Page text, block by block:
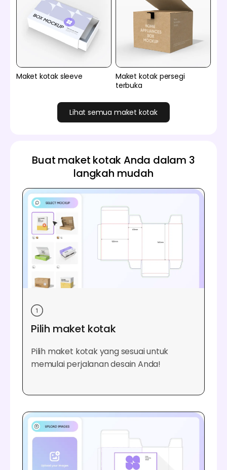
Maket kotak sleeve
Maket kotak persegi
terbuka
Lihat semua maket kotak
Buat maket kotak Anda dalam 3
langkah mudah
Pilih maket kotak
Pilih maket kotak yang sesuai untuk
memulai perjalanan desain Anda!